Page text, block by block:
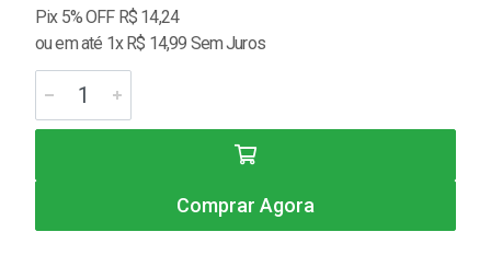
Pix 5% OFF R$ 14,24
ou em até 1x R$ 14,99 Sem Juros
Comprar Agora